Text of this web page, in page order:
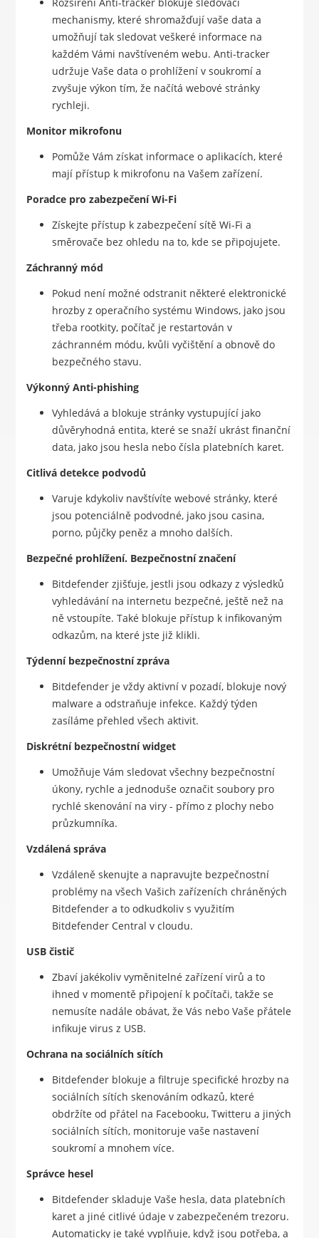
mechanismy, které shromažďují vaše data a
umožňují tak sledovat veškeré informace na
každém Vámi navštíveném webu. Anti-tracker
udržuje Vaše data o prohlížení v soukromí a
zvyšuje výkon tím, že načítá webové stránky
rychleji.
Monitor mikrofonu
Pomůže Vám získat informace o aplikacích, které
mají přístup k mikrofonu na Vašem zařízení.
Poradce pro zabezpečení Wi-Fi
Získejte přístup k zabezpečení sítě Wi-Fi a
směrovače bez ohledu na to, kde se připojujete.
Záchranný mód
Pokud není možné odstranit některé elektronické
hrozby z operačního systému Windows, jako jsou
třeba rootkity, počítač je restartován v
záchranném módu, kvůli vyčištění a obnově do
bezpečného stavu.
Výkonný Anti-phishing
Vyhledává a blokuje stránky vystupující jako
důvěryhodná entita, které se snaží ukrást finanční
data, jako jsou hesla nebo čísla platebních karet.
Citlivá detekce podvodů
Varuje kdykoliv navštívíte webové stránky, které
jsou potenciálně podvodné, jako jsou casina,
porno, půjčky peněz a mnoho dalších.
Bezpečné prohlížení. Bezpečnostní značení
Bitdefender zjišťuje, jestli jsou odkazy z výsledků
vyhledávání na internetu bezpečné, ještě než na
ně vstoupíte. Také blokuje přístup k infikovaným
odkazům, na které jste již klikli.
Týdenní bezpečnostní zpráva
Bitdefender je vždy aktivní v pozadí, blokuje nový
malware a odstraňuje infekce. Každý týden
zasíláme přehled všech aktivit.
Diskrétní bezpečnostní widget
Umožňuje Vám sledovat všechny bezpečnostní
úkony, rychle a jednoduše označit soubory pro
rychlé skenování na viry - přímo z plochy nebo
průzkumníka.
Vzdálená správa
Vzdáleně skenujte a napravujte bezpečnostní
problémy na všech Vašich zařízeních chráněných
Bitdefender a to odkudkoliv s využitím
Bitdefender Central v cloudu.
USB čistič
Zbaví jakékoliv vyměnitelné zařízení virů a to
ihned v momentě připojení k počítači, takže se
nemusíte nadále obávat, že Vás nebo Vaše přátele
infikuje virus z USB.
Ochrana na sociálních sítích
Bitdefender blokuje a filtruje specifické hrozby na
sociálních sítích skenováním odkazů, které
obdržíte od přátel na Facebooku, Twitteru a jiných
sociálních sítích, monitoruje vaše nastavení
soukromí a mnohem více.
Správce hesel
Bitdefender skladuje Vaše hesla, data platebních
karet a jiné citlivé údaje v zabezpečeném trezoru.
Automaticky je také vyplňuje, když jsou potřeba, a